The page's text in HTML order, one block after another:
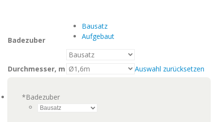
Badezuber
Bausatz
Aufgebaut
Durchmesser, m Auswahl zurücksetzen
*Badezuber